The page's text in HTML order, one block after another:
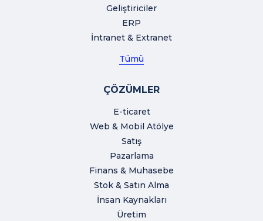
Geliştiriciler
ERP
İntranet & Extranet
Tümü
ÇÖZÜMLER
E-ticaret
Web & Mobil Atölye
Satış
Pazarlama
Finans & Muhasebe
Stok & Satın Alma
İnsan Kaynakları
Üretim